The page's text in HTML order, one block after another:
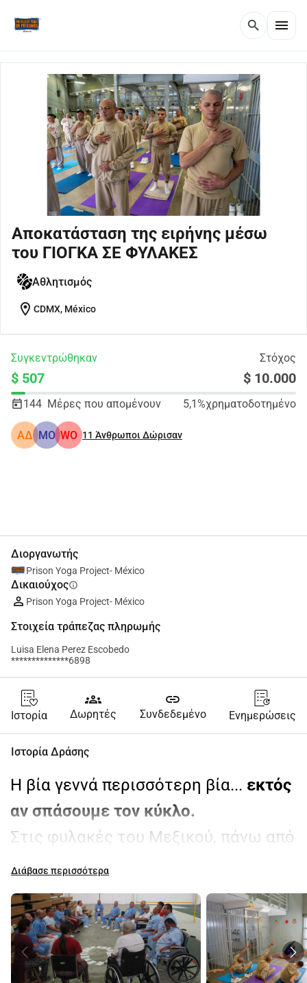
search menu
Αποκατάσταση της ειρήνης μέσω
του ΓΙΟΓΚΑ ΣΕ ΦΥΛΑΚΕΣ
Αθλητισμός
location_on CDMX, México
Συγκεντρώθηκαν Στόχος
$ 507 $ 10.000
144 Μέρες που απομένουν 5,1%χρηματοδοτημένο
ΑΔ MO WO 11 Άνθρωποι Δώρισαν
Διοργανωτής
Prison Yoga Project- México
Δικαιούχοςinfo
Prison Yoga Project- México
Στοιχεία τράπεζας πληρωμής
Luisa Elena Perez Escobedo
**************6898
Ιστορία
groups
Δωρητές
link
Συνδεδεμένο Ενημερώσεις
Ιστορία Δράσης
Η βία γεννά περισσότερη βία... εκτός
αν σπάσουμε τον κύκλο.
Στις φυλακές του Μεξικού, πάνω από
200.000 άτομα ζουν εγκλωβισμένα
όχι μόνο ανάμεσα σε τοίχους, αλλά
και μέσα στα άλυτα τραύματά τους.
Οι περισσότεροι από τους
φυλακισμένους έχουν βιώσει βία
Διάβασε περισσότερα